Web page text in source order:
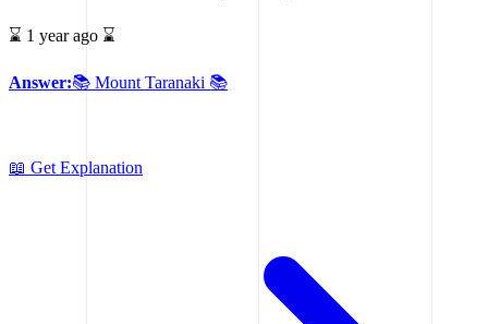
⌛ 1 year ago ⌛
Answer:📚 Mount Taranaki 📚
📖 Get Explanation